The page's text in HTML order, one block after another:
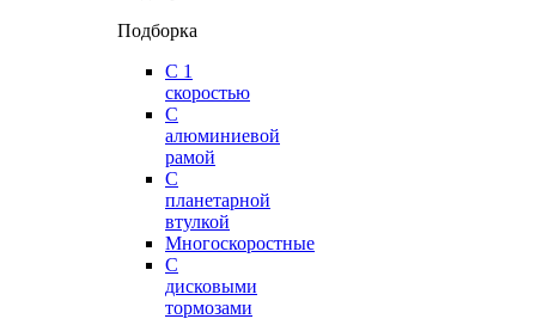
Подборка
С 1
скоростью
С
алюминиевой
рамой
С
планетарной
втулкой
Многоскоростные
С
дисковыми
тормозами